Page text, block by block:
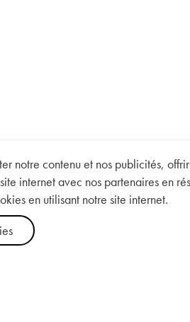
notre contenu et nos publicités,
internet avec nos partenaires en
en utilisant notre site internet.